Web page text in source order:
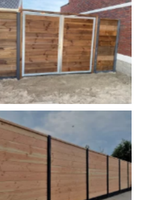
Dubbele poort
Douglas